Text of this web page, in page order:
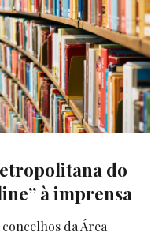
do
à imprensa
da Área